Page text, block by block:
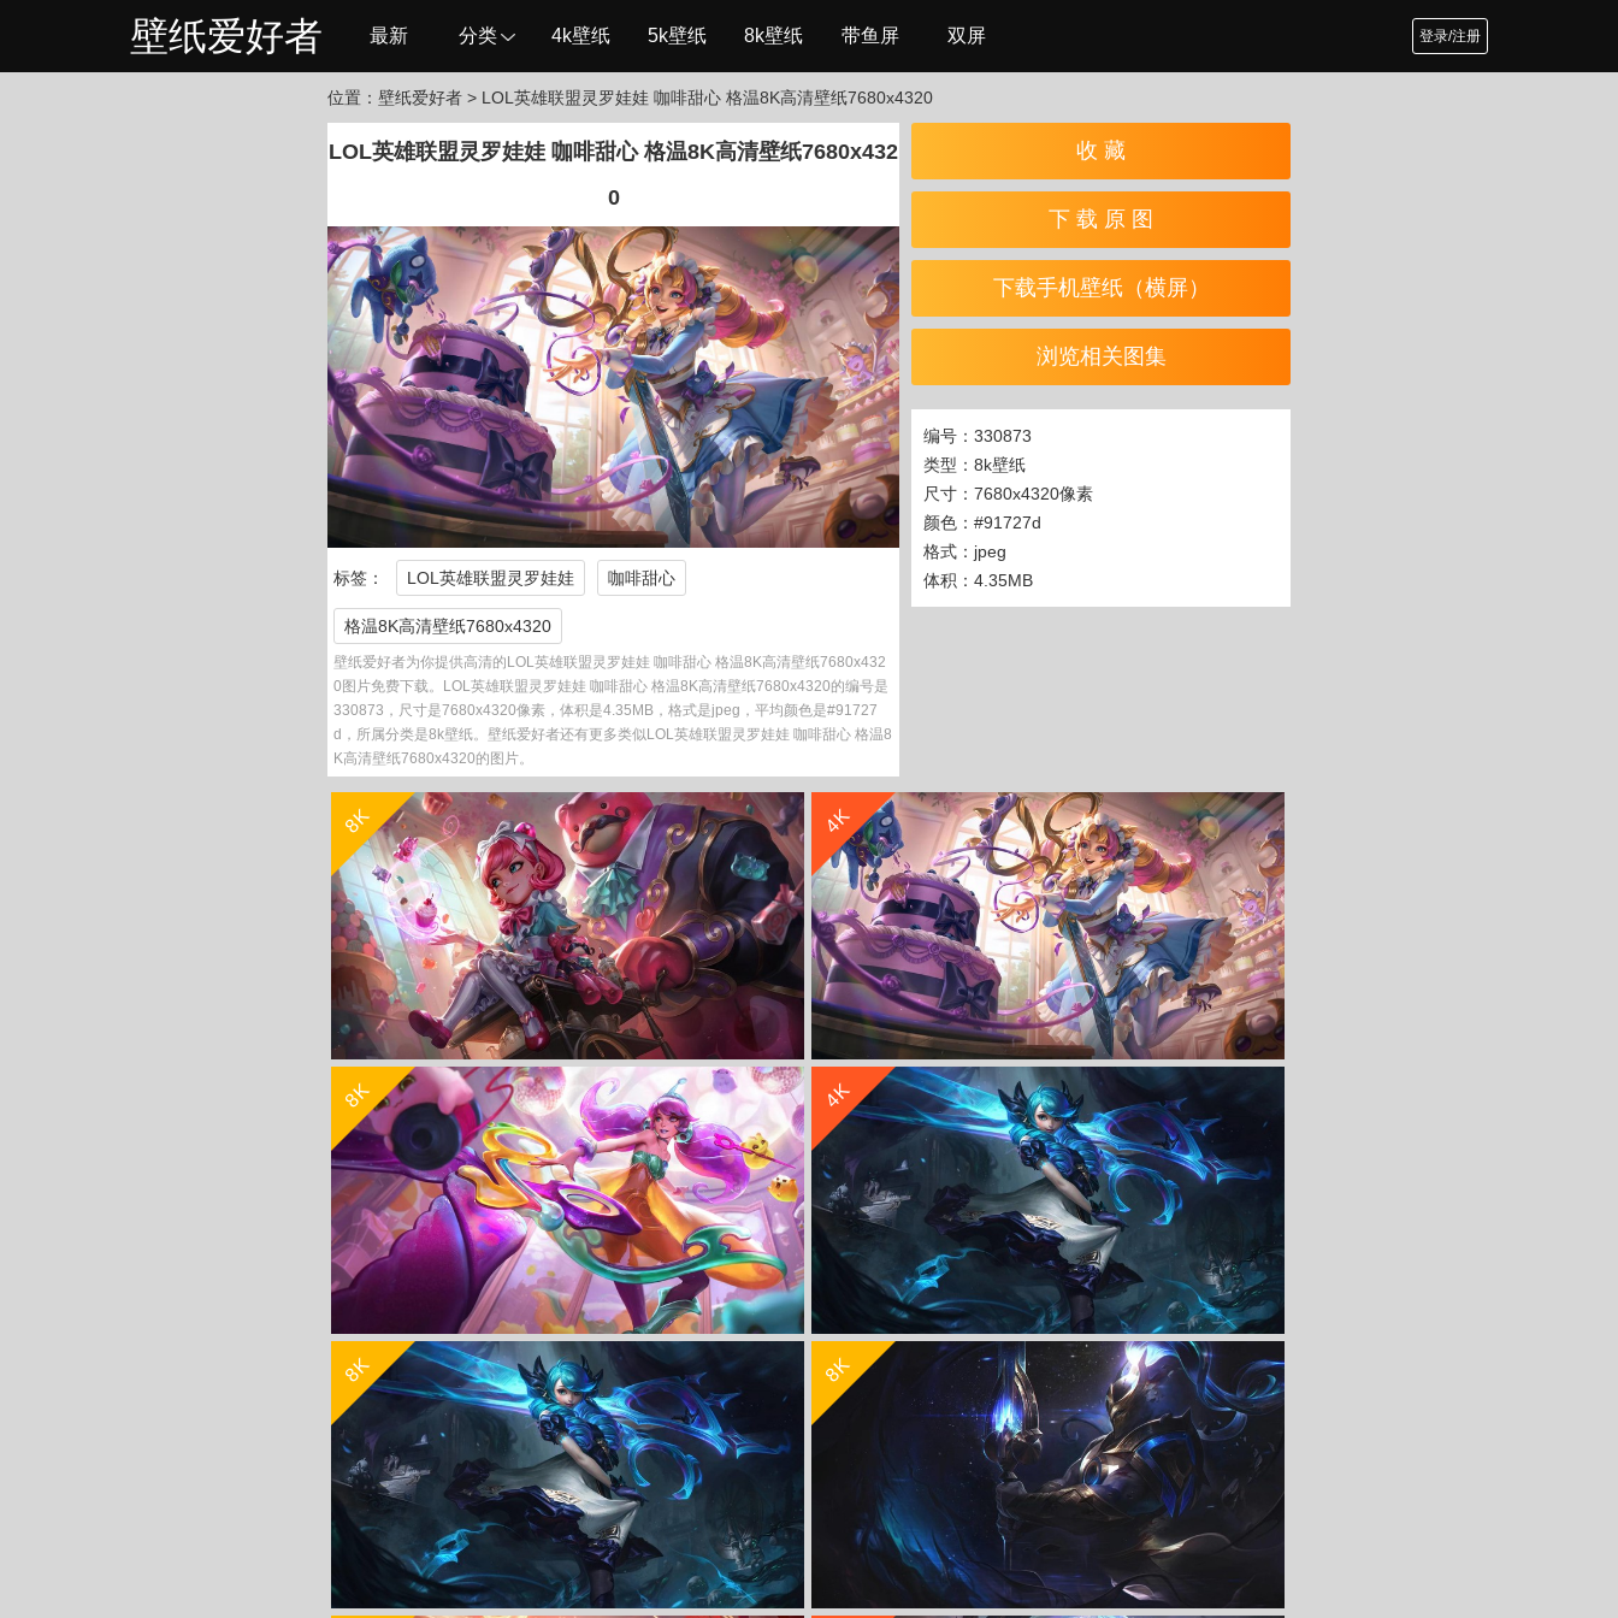
壁纸爱好者 最新 分类 4k壁纸 5k壁纸 8k壁纸 带鱼屏 双屏 登录/注册
位置： 壁纸爱好者 > LOL英雄联盟灵罗娃娃 咖啡甜心 格温8K高清壁纸7680x4320
LOL英雄联盟灵罗娃娃 咖啡甜心 格温8K高清壁纸7680x432
0
标签： LOL英雄联盟灵罗娃娃 咖啡甜心
格温8K高清壁纸7680x4320
壁纸爱好者为你提供高清的LOL英雄联盟灵罗娃娃 咖啡甜心 格温8K高清壁纸7680x432
0图片免费下载。LOL英雄联盟灵罗娃娃 咖啡甜心 格温8K高清壁纸7680x4320的编号是
330873，尺寸是7680x4320像素，体积是4.35MB，格式是jpeg，平均颜色是#91727
d，所属分类是8k壁纸。壁纸爱好者还有更多类似LOL英雄联盟灵罗娃娃 咖啡甜心 格温8
K高清壁纸7680x4320的图片。
收 藏
下 载 原 图
下载手机壁纸（横屏）
浏览相关图集
编号：330873
类型：8k壁纸
尺寸：7680x4320像素
颜色：#91727d
格式：jpeg
体积：4.35MB
8K
LOL英雄联盟黑暗之女 咖啡甜心 安妮8K高清壁纸7680x4320
4K
LOL英雄联盟灵罗娃娃 咖啡甜心 格温4K高清壁纸3840x2160
8K
lol英雄联盟灵罗娃娃 太空律动 格温8k壁纸7680x4320
立 即 下 载
收 藏
4K
LOL英雄联盟灵罗娃娃 原画 格温4k壁纸3840x2160
立 即 下 载
收 藏
8K
立 即 下 载
收 藏
8K
立 即 下 载
收 藏
立 即 下 载
收 藏 立 即 下 载
收 藏